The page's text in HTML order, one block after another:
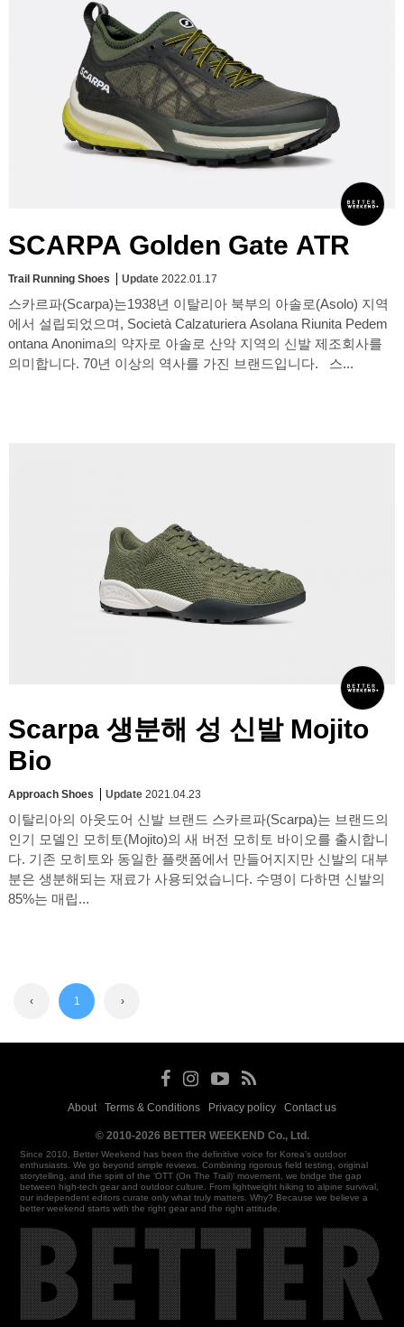
SCARPA Golden Gate ATR
Trail Running Shoes Update 2022.01.17
스카르파(Scarpa)는1938년 이탈리아 북부의 아솔로(Asolo) 지역
에서 설립되었으며, Società Calzaturiera Asolana Riunita Pedem
ontana Anonima의 약자로 아솔로 산악 지역의 신발 제조회사를
의미합니다. 70년 이상의 역사를 가진 브랜드입니다. 스...
Scarpa 생분해 성 신발 Mojito
Bio
Approach Shoes Update 2021.04.23
이탈리아의 아웃도어 신발 브랜드 스카르파(Scarpa)는 브랜드의
인기 모델인 모히토(Mojito)의 새 버전 모히토 바이오를 출시합니
다. 기존 모히토와 동일한 플랫폼에서 만들어지지만 신발의 대부
분은 생분해되는 재료가 사용되었습니다. 수명이 다하면 신발의
85%는 매립...
‹ 1 ›
About Terms & Conditions Privacy policy Contact us
© 2010-2026 BETTER WEEKEND Co., Ltd.
Since 2010, Better Weekend has been the definitive voice for Korea’s outdoor
enthusiasts. We go beyond simple reviews. Combining rigorous field testing, original
storytelling, and the spirit of the ‘OTT (On The Trail)’ movement, we bridge the gap
between high-tech gear and outdoor culture. From lightweight hiking to alpine survival,
our independent editors curate only what truly matters. Why? Because we believe a
better weekend starts with the right gear and the right attitude.